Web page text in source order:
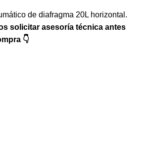
de diafragma 20L horizontal.
solicitar asesoría técnica antes
👇